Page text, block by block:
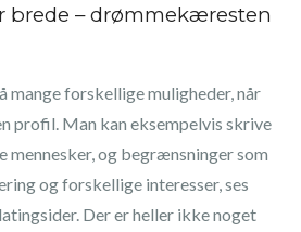
brede – drømmekæresten
mange forskellige muligheder, når
profil. Man kan eksempelvis skrive
mennesker, og begrænsninger som
og forskellige interesser, ses
Der er heller ikke noget